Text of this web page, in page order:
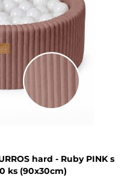
hard - Ruby PINK s
ks (90x30cm)